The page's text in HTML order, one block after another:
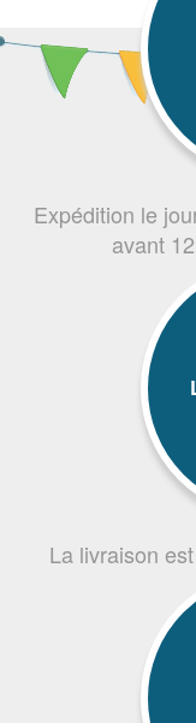
Expédition le
avant
La livraison